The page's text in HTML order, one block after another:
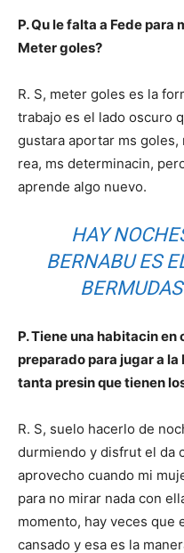
P. Qu le falta a Fede
Meter goles?
R. S, meter goles es la
trabajo es el lado oscuro
gustara aportar ms goles,
rea, ms determinacin,
aprende algo nuevo.
HAY
BERNABU ES
P. Tiene una habitacin
preparado para jugar a la
tanta presin que tienen
R. S, suelo hacerlo de
durmiendo y disfrut el da
aprovecho cuando mi
para no mirar nada con
momento, hay veces que
cansado y esa es la